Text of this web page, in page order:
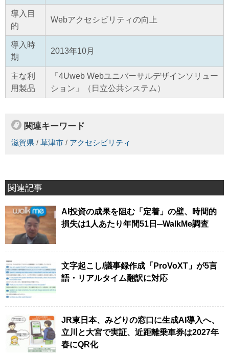
導入目
的
Webアクセシビリティの向上
導入時
期
2013年10月
主な利
用製品
「4Uweb Webユニバーサルデザインソリュー
ション」（日立公共システム）
関連キーワード
滋賀県 / 草津市 / アクセシビリティ
関連記事
AI投資の成果を阻む「定着」の壁、時間的
損失は1人あたり年間51日─WalkMe調査
文字起こし/議事録作成「ProVoXT」が5言
語・リアルタイム翻訳に対応
JR東日本、みどりの窓口に生成AI導入へ、
立川と大宮で実証、近距離乗車券は2027年
春にQR化